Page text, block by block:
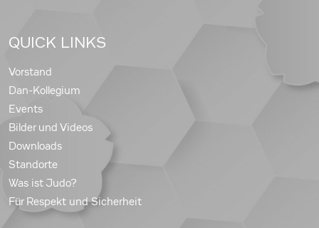
QUICK LINKS
Vorstand
Dan-Kollegium
Events
Bilder und Videos
Downloads
Standorte
Was ist Judo?
Für Respekt und Sicherheit